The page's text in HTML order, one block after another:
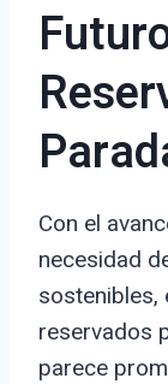
Con el
necesidad
sostenibles,
reservados
parece